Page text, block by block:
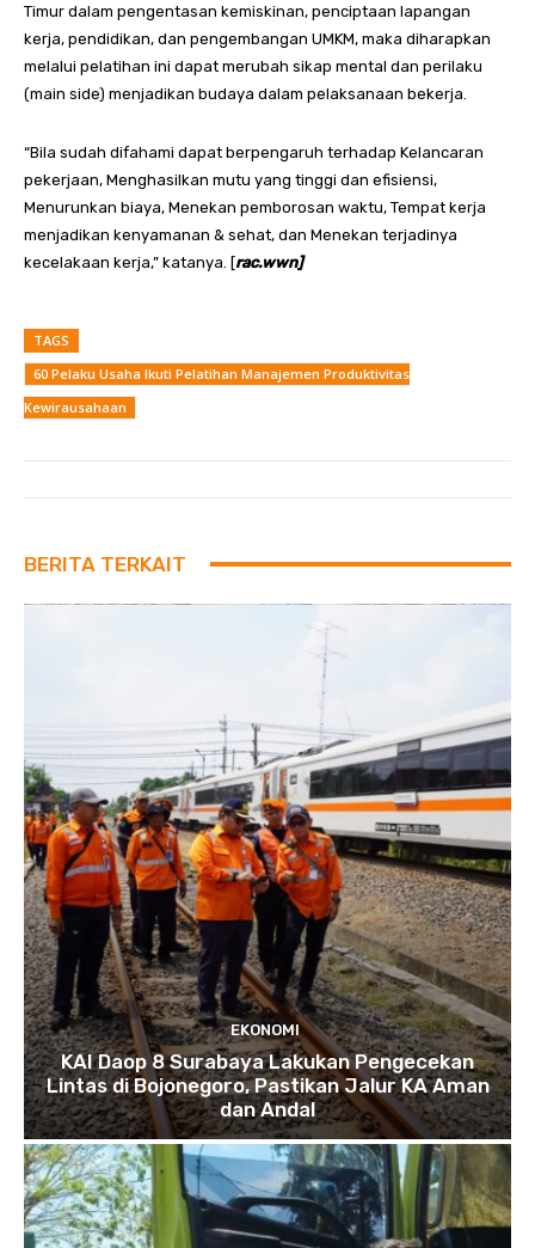
Timur dalam pengentasan kemiskinan, penciptaan lapangan
kerja, pendidikan, dan pengembangan UMKM, maka diharapkan
melalui pelatihan ini dapat merubah sikap mental dan perilaku
(main side) menjadikan budaya dalam pelaksanaan bekerja.
“Bila sudah difahami dapat berpengaruh terhadap Kelancaran
pekerjaan, Menghasilkan mutu yang tinggi dan efisiensi,
Menurunkan biaya, Menekan pemborosan waktu, Tempat kerja
menjadikan kenyamanan & sehat, dan Menekan terjadinya
kecelakaan kerja,” katanya. [rac.wwn]
TAGS
60 Pelaku Usaha Ikuti Pelatihan Manajemen Produktivitas
Kewirausahaan
BERITA TERKAIT
EKONOMI
KAI Daop 8 Surabaya Lakukan Pengecekan
Lintas di Bojonegoro, Pastikan Jalur KA Aman
dan Andal